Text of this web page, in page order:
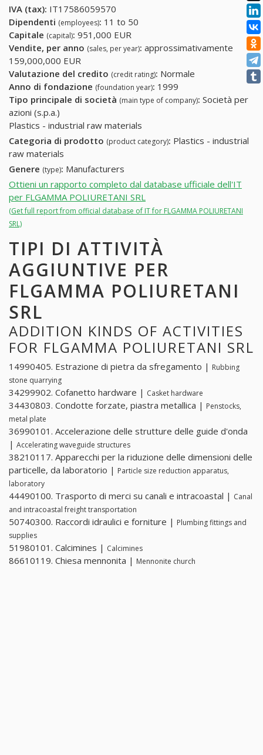
IVA (tax): IT17586059570
Dipendenti (employees): 11 to 50
Capitale (capital): 951,000 EUR
Vendite, per anno (sales, per year): approssimativamente
159,000,000 EUR
Valutazione del credito (credit rating): Normale
Anno di fondazione (foundation year): 1999
Tipo principale di società (main type of company): Società per
azioni (s.p.a.)
Plastics - industrial raw materials
Categoria di prodotto (product category): Plastics - industrial
raw materials
Genere (type): Manufacturers
Ottieni un rapporto completo dal database ufficiale dell'IT
per FLGAMMA POLIURETANI SRL
(Get full report from official database of IT for FLGAMMA POLIURETANI
SRL)
TIPI DI ATTIVITÀ
AGGIUNTIVE PER
FLGAMMA POLIURETANI
SRL
ADDITION KINDS OF ACTIVITIES
FOR FLGAMMA POLIURETANI SRL
14990405. Estrazione di pietra da sfregamento | Rubbing
stone quarrying
34299902. Cofanetto hardware | Casket hardware
34430803. Condotte forzate, piastra metallica | Penstocks,
metal plate
36990101. Accelerazione delle strutture delle guide d'onda
| Accelerating waveguide structures
38210117. Apparecchi per la riduzione delle dimensioni delle
particelle, da laboratorio | Particle size reduction apparatus,
laboratory
44490100. Trasporto di merci su canali e intracoastal | Canal
and intracoastal freight transportation
50740300. Raccordi idraulici e forniture | Plumbing fittings and
supplies
51980101. Calcimines | Calcimines
86610119. Chiesa mennonita | Mennonite church